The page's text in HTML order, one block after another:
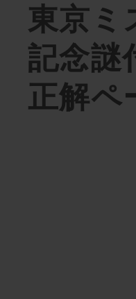
東京ミ
記念謎
正解ペ